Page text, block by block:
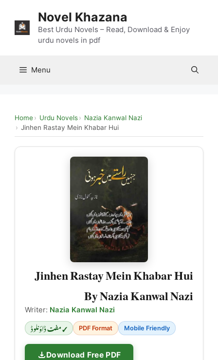
content
Novel Khazana
Best Urdu Novels – Read, Download & Enjoy
urdu novels in pdf
Menu
Home Urdu Novels
Nazia Kanwal Nazi
Jinhen Rastay Mein Khabar Hui
Jinhen Rastay Mein Khabar Hui
By Nazia Kanwal Nazi
Writer: Nazia Kanwal Nazi
✓ مفت ڈاؤنلوڈ PDF Format Mobile Friendly
Download Free PDF